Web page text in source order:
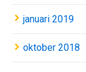
januari 2019
oktober 2018